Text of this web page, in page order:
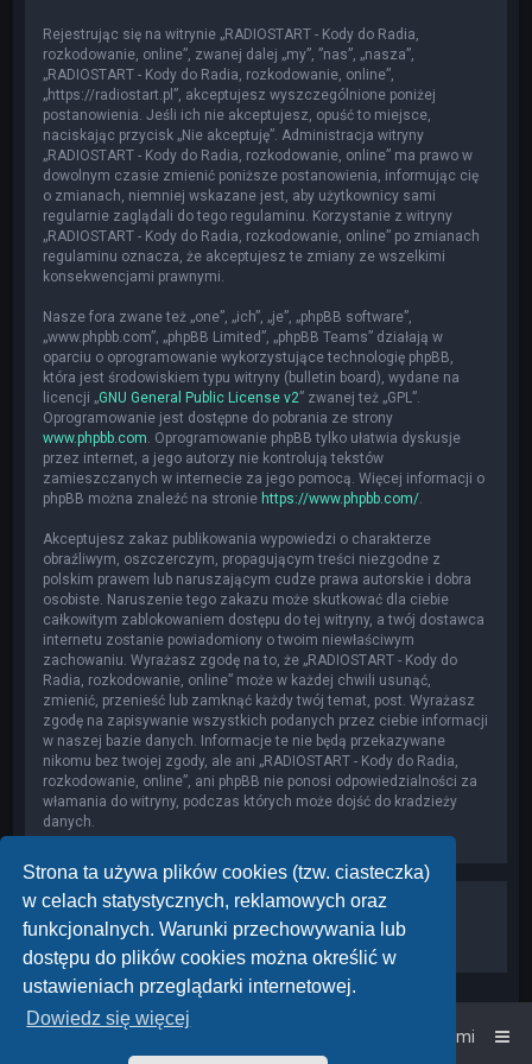
Strona ta używa plików cookies (tzw. ciasteczka)
w celach statystycznych, reklamowych oraz
funkcjonalnych. Warunki przechowywania lub
dostępu do plików cookies można określić w
ustawieniach przeglądarki internetowej.
Dowiedz się więcej
Rejestrując się na witrynie „RADIOSTART - Kody do Radia,
rozkodowanie, online”, zwanej dalej „my”, ”nas”, „nasza”,
„RADIOSTART - Kody do Radia, rozkodowanie, online”,
„https://radiostart.pl”, akceptujesz wyszczególnione poniżej
postanowienia. Jeśli ich nie akceptujesz, opuść to miejsce,
naciskając przycisk „Nie akceptuję”. Administracja witryny
„RADIOSTART - Kody do Radia, rozkodowanie, online” ma prawo w
dowolnym czasie zmienić poniższe postanowienia, informując cię
o zmianach, niemniej wskazane jest, aby użytkownicy sami
regularnie zaglądali do tego regulaminu. Korzystanie z witryny
„RADIOSTART - Kody do Radia, rozkodowanie, online” po zmianach
regulaminu oznacza, że akceptujesz te zmiany ze wszelkimi
konsekwencjami prawnymi.
Nasze fora zwane też „one”, „ich”, „je”, „phpBB software”,
„www.phpbb.com”, „phpBB Limited”, „phpBB Teams” działają w
oparciu o oprogramowanie wykorzystujące technologię phpBB,
która jest środowiskiem typu witryny (bulletin board), wydane na
licencji „GNU General Public License v2” zwanej też „GPL”.
Oprogramowanie jest dostępne do pobrania ze strony
www.phpbb.com . Oprogramowanie phpBB tylko ułatwia dyskusje
przez internet, a jego autorzy nie kontrolują tekstów
zamieszczanych w internecie za jego pomocą. Więcej informacji o
phpBB można znaleźć na stronie https://www.phpbb.com/
Akceptujesz zakaz publikowania wypowiedzi o charakterze
obraźliwym, oszczerczym, propagującym treści niezgodne z
polskim prawem lub naruszającym cudze prawa autorskie i dobra
osobiste. Naruszenie tego zakazu może skutkować dla ciebie
całkowitym zablokowaniem dostępu do tej witryny, a twój dostawca
internetu zostanie powiadomiony o twoim niewłaściwym
zachowaniu. Wyrażasz zgodę na to, że „RADIOSTART - Kody do
Radia, rozkodowanie, online” może w każdej chwili usunąć,
zmienić, przenieść lub zamknąć każdy twój temat, post. Wyrażasz
zgodę na zapisywanie wszystkich podanych przez ciebie informacji
w naszej bazie danych. Informacje te nie będą przekazywane
nikomu bez twojej zgody, ale ani „RADIOSTART - Kody do Radia,
rozkodowanie, online”, ani phpBB nie ponosi odpowiedzialności za
włamania do witryny, podczas których może dojść do kradzieży
danych.
Strona główna Kontakt z nami